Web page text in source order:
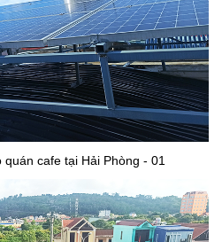
cafe tại Hải Phòng - 01